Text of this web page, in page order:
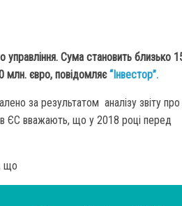
Сума становить близько
млн. євро, повідомляє“Інвестор”.
за результатом аналізу звіту про
ЄС вважають, що у 2018 році перед
що